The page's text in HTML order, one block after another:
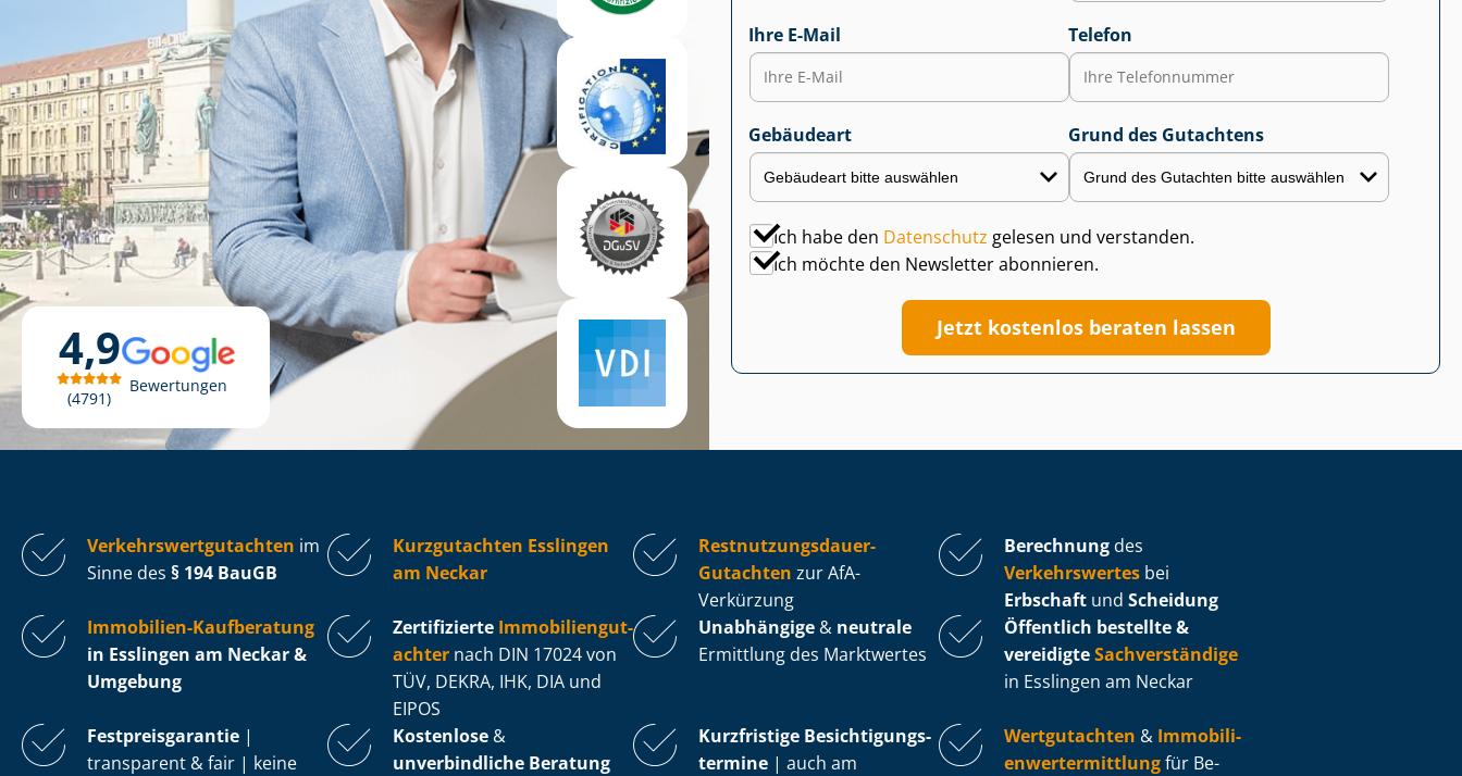
4,9
4791
Bewertungen
Ihre E-Mail Telefon
Gebäudeart Grund des Gutachtens
Ich habe den Datenschutz gelesen und verstanden.
Ich möchte den Newsletter abonnieren.
Jetzt kostenlos beraten lassen
Ver­kehrs­wert­gut­ach­ten im
Sinne des § 194 BauGB
Kurzgutachten Esslingen
am Neckar
Rest­nut­zungs­dau­er-
Gutachten zur AfA-
Verkürzung
Berechnung des
Verkehrswertes bei
Erbschaft und Scheidung
Immobilien-Kaufberatung
in Esslingen am Neckar &
Umgebung
Zertifizierte Im­mo­bi­li­en­gut­
ach­ter nach DIN 17024 von
TÜV, DEKRA, IHK, DIA und
EIPOS
Unabhängige & neutrale
Ermittlung des Marktwertes
Öffentlich bestellte &
vereidigteSachverständige
in Esslingen am Neckar
Fest­preis­ga­ran­tie |
transparent & fair | keine
Kostenlose &
unverbindliche Beratung
Kurzfristige Be­sich­ti­gungs­
ter­mi­ne | auch am
Wertgutachten & Im­mo­bi­li­
en­wert­ermitt­lungfür Be­